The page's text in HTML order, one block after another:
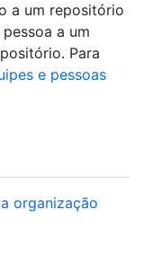
a um repositório
a um
Para
e pessoas
organização